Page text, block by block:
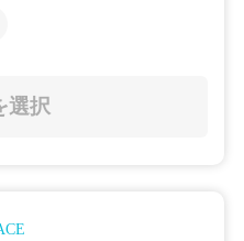
選択